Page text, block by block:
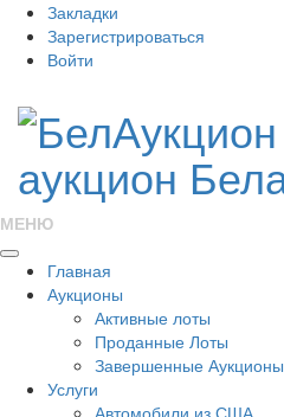
Закладки
Зарегистрироваться
Войти
МЕНЮ
Главная
Аукционы
Активные лоты
Проданные Лоты
Завершенные Аукционы
Услуги
Автомобили из США